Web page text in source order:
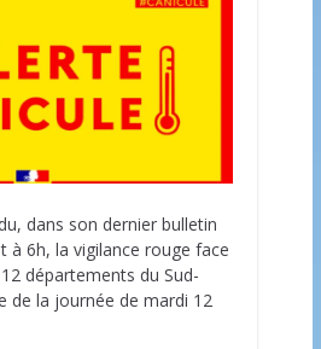
dans son dernier bulletin
à 6h, la vigilance rouge face
départements du Sud-
de la journée de mardi 12